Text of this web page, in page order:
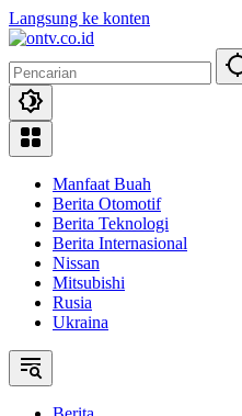
Langsung ke konten
Manfaat Buah
Berita Otomotif
Berita Teknologi
Berita Internasional
Nissan
Mitsubishi
Rusia
Ukraina